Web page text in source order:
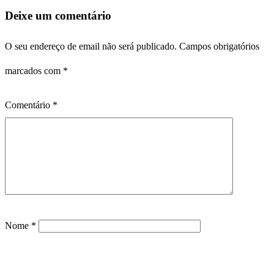
Deixe um comentário
O seu endereço de email não será publicado. Campos obrigatórios
marcados com *
Comentário *
Nome *